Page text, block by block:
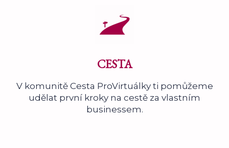
CESTA
V komunitě Cesta ProVirtuálky ti pomůžeme
udělat první kroky na cestě za vlastním
businessem.